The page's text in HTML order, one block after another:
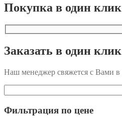
Покупка в один клик
Заказать в один клик
Наш менеджер свяжется с Вами
Фильтрация по цене